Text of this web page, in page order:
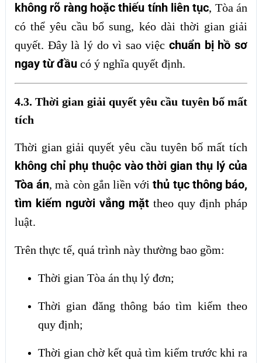
không rõ ràng hoặc thiếu tính liên tục, Tòa án
có thể yêu cầu bổ sung, kéo dài thời gian giải
quyết. Đây là lý do vì sao việcchuẩn bị hồ sơ
ngay từ đầucó ý nghĩa quyết định.
4.3. Thời gian giải quyết yêu cầu tuyên bố mất
tích
Thời gian giải quyết yêu cầu tuyên bố mất tích
không chỉ phụ thuộc vào thời gian thụ lý của
Tòa án, mà còn gắn liền vớithủ tục thông báo,
tìm kiếm người vắng mặt theo quy định pháp
luật.
Trên thực tế, quá trình này thường bao gồm:
Thời gian Tòa án thụ lý đơn;
Thời gian đăng thông báo tìm kiếm theo
quy định;
Thời gian chờ kết quả tìm kiếm trước khi ra